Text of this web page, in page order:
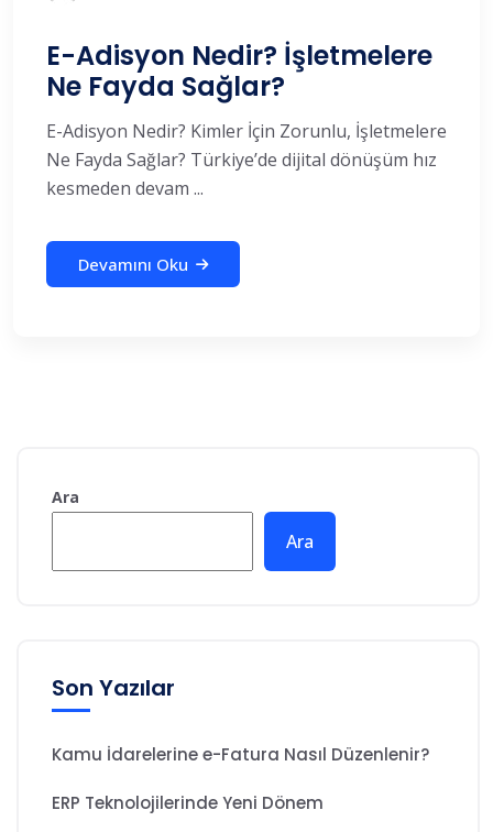
E-Adisyon Nedir? İşletmelere
Ne Fayda Sağlar?
E-Adisyon Nedir? Kimler İçin Zorunlu, İşletmelere
Ne Fayda Sağlar? Türkiye’de dijital dönüşüm hız
kesmeden devam ...
Devamını Oku
Ara
Ara
Son Yazılar
Kamu İdarelerine e-Fatura Nasıl Düzenlenir?
ERP Teknolojilerinde Yeni Dönem